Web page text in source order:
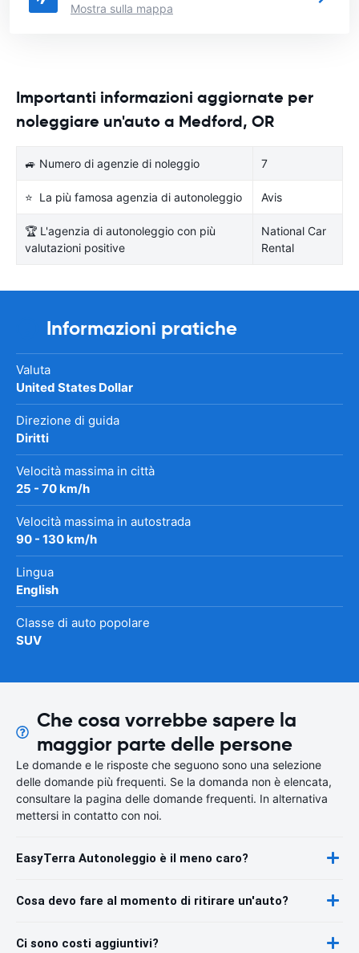
Mostra sulla mappa
Importanti informazioni aggiornate per
noleggiare un'auto a Medford, OR
🚙 Numero di agenzie di noleggio 7
⭐ La più famosa agenzia di autonoleggio Avis
🏆 L'agenzia di autonoleggio con più
valutazioni positive
National Car
Rental
Informazioni pratiche
Valuta
United States Dollar
Direzione di guida
Diritti
Velocità massima in città
25 - 70 km/h
Velocità massima in autostrada
90 - 130 km/h
Lingua
English
Classe di auto popolare
SUV
Che cosa vorrebbe sapere la
maggior parte delle persone
Le domande e le risposte che seguono sono una selezione
delle domande più frequenti. Se la domanda non è elencata,
consultare la pagina delle domande frequenti. In alternativa
mettersi in contatto con noi.
EasyTerra Autonoleggio è il meno caro?
Cosa devo fare al momento di ritirare un'auto?
Ci sono costi aggiuntivi?